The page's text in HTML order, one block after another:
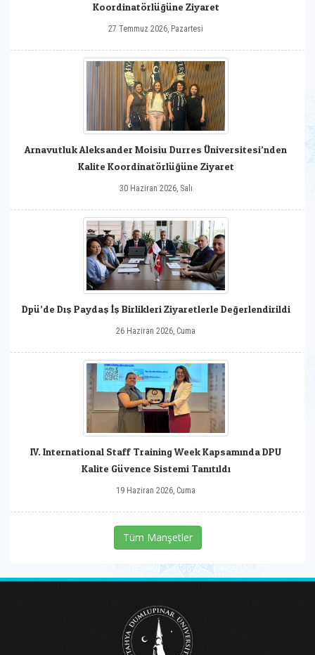
Koordinatörlüğüne Ziyaret
27 Temmuz 2026, Pazartesi
Arnavutluk Aleksander Moisiu Durres Üniversitesi’nden
Kalite Koordinatörlüğüne Ziyaret
30 Haziran 2026, Salı
Dpü’de Dış Paydaş İş Birlikleri Ziyaretlerle Değerlendirildi
26 Haziran 2026, Cuma
IV. International Staff Training Week Kapsamında DPU
Kalite Güvence Sistemi Tanıtıldı
19 Haziran 2026, Cuma
Tüm Manşetler